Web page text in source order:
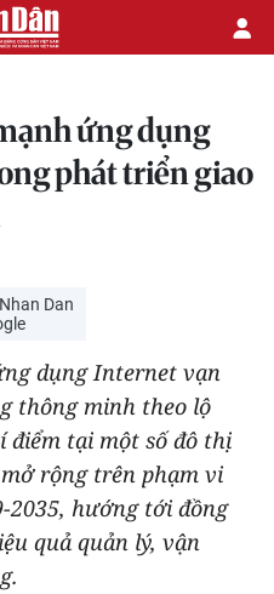
ứng dụng
phát triển giao
Dan
dụng Internet vạn
thông minh theo lộ
tại một số đô thị
rộng trên phạm vi
2035, hướng tới đồng
quả quản lý, vận